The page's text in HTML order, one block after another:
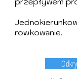
rowkowanie.